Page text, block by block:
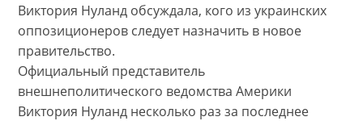
Виктория Нуланд обсуждала, кого из украинских
оппозиционеров следует назначить в новое
правительство.
Официальный представитель
внешнеполитического ведомства Америки
Виктория Нуланд несколько раз за последнее